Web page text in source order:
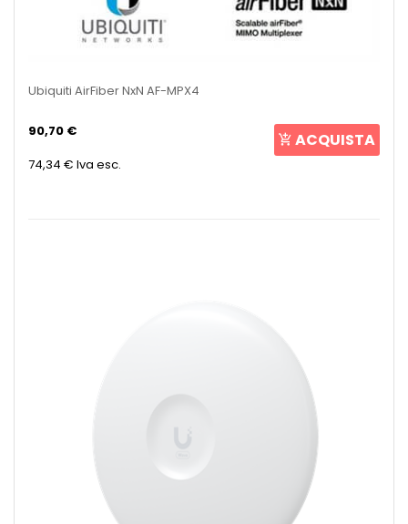
Ubiquiti AirFiber NxN AF-MPX4
90,70 €
74,34 € Iva esc.
ACQUISTA